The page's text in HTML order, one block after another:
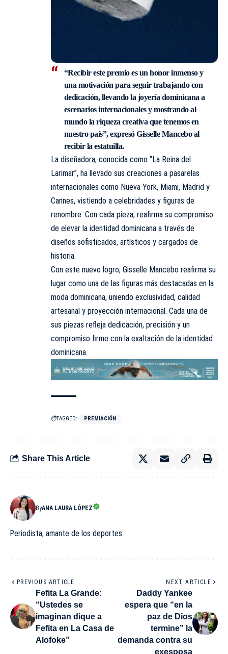
“Recibir este premio es un honor inmenso y
una motivación para seguir trabajando con
dedicación, llevando la joyería dominicana a
escenarios internacionales y mostrando al
mundo la riqueza creativa que tenemos en
nuestro país”, expresó Gisselle Mancebo al
recibir la estatuilla.
La diseñadora, conocida como “La Reina del
Larimar”, ha llevado sus creaciones a pasarelas
internacionales como Nueva York, Miami, Madrid y
Cannes, vistiendo a celebridades y figuras de
renombre. Con cada pieza, reafirma su compromiso
de elevar la identidad dominicana a través de
diseños sofisticados, artísticos y cargados de
historia.
Con este nuevo logro, Gisselle Mancebo reafirma su
lugar como una de las figuras más destacadas en la
moda dominicana, uniendo exclusividad, calidad
artesanal y proyección internacional. Cada una de
sus piezas refleja dedicación, precisión y un
compromiso firme con la exaltación de la identidad
dominicana.
TAGGED: PREMIACIÓN
Share This Article
ByANA LAURA LÓPEZ
Periodista, amante de los deportes.
PREVIOUS ARTICLE
Fefita La Grande:
“Ustedes se
imaginan dique a
Fefita en La Casa de
Alofoke”
NEXT ARTICLE
Daddy Yankee
espera que “en la
paz de Dios
termine” la
demanda contra su
exesposa